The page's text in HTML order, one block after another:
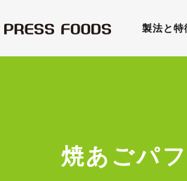
製法と特
焼あごパ